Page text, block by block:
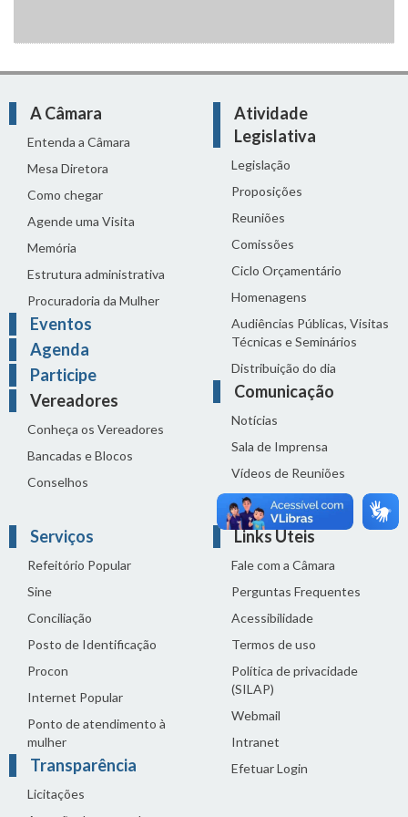
A Câmara
Entenda a Câmara
Mesa Diretora
Como chegar
Agende uma Visita
Memória
Estrutura administrativa
Procuradoria da Mulher
Eventos
Agenda
Participe
Vereadores
Conheça os Vereadores
Bancadas e Blocos
Conselhos
Atividade
Legislativa
Legislação
Proposições
Reuniões
Comissões
Ciclo Orçamentário
Homenagens
Audiências Públicas, Visitas
Técnicas e Seminários
Distribuição do dia
Comunicação
Notícias
Sala de Imprensa
Vídeos de Reuniões
Solenidades
Serviços
Refeitório Popular
Sine
Conciliação
Posto de Identificação
Procon
Internet Popular
Ponto de atendimento à
mulher
Transparência
Licitações
Links Úteis
Fale com a Câmara
Perguntas Frequentes
Acessibilidade
Termos de uso
Política de privacidade
(SILAP)
Webmail
Intranet
Efetuar Login